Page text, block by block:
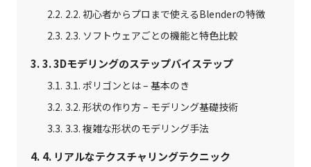
2.2. 初心者からプロまで使えるBlenderの特徴
2.3. ソフトウェアごとの機能と特色比較
3. 3Dモデリングのステップバイステップ
3.1. ポリゴンとは – 基本のき
3.2. 形状の作り方 – モデリング基礎技術
3.3. 複雑な形状のモデリング手法
4. リアルなテクスチャリングテクニック